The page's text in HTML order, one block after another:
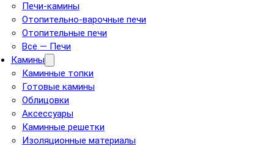
Печи-камины
Отопительно-варочные печи
Отопительные печи
Все — Печи
Камины
Каминные топки
Готовые камины
Облицовки
Аксессуары
Каминные решетки
Изоляционные материалы